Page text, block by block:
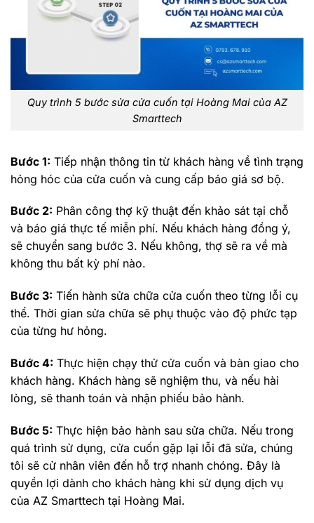
Quy trình 5 bước sửa cửa cuốn tại Hoàng Mai của AZ
Smarttech
Bước 1: Tiếp nhận thông tin từ khách hàng về tình trạng
hỏng hóc của cửa cuốn và cung cấp báo giá sơ bộ.
Bước 2: Phân công thợ kỹ thuật đến khảo sát tại chỗ
và báo giá thực tế miễn phí. Nếu khách hàng đồng ý,
sẽ chuyển sang bước 3. Nếu không, thợ sẽ ra về mà
không thu bất kỳ phí nào.
Bước 3: Tiến hành sửa chữa cửa cuốn theo từng lỗi cụ
thể. Thời gian sửa chữa sẽ phụ thuộc vào độ phức tạp
của từng hư hỏng.
Bước 4: Thực hiện chạy thử cửa cuốn và bàn giao cho
khách hàng. Khách hàng sẽ nghiệm thu, và nếu hài
lòng, sẽ thanh toán và nhận phiếu bảo hành.
Bước 5: Thực hiện bảo hành sau sửa chữa. Nếu trong
quá trình sử dụng, cửa cuốn gặp lại lỗi đã sửa, chúng
tôi sẽ cử nhân viên đến hỗ trợ nhanh chóng. Đây là
quyền lợi dành cho khách hàng khi sử dụng dịch vụ
của AZ Smarttech tại Hoàng Mai.